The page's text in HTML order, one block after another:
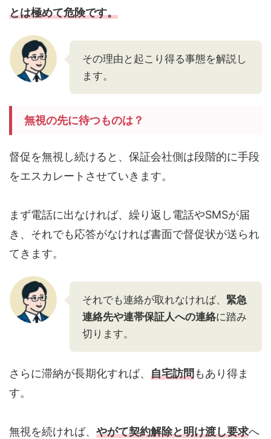
とは極めて危険です。
その理由と起こり得る事態を解説し
ます。
無視の先に待つものは？
督促を無視し続けると、保証会社側は段階的に手段
をエスカレートさせていきます。
まず電話に出なければ、繰り返し電話やSMSが届
き、それでも応答がなければ書面で督促状が送られ
てきます。
それでも連絡が取れなければ、 緊急
連絡先や連帯保証人への連絡に踏み
切ります。
さらに滞納が長期化すれば、 自宅訪問もあり得ま
す。
無視を続ければ、 やがて契約解除と明け渡し要求へ